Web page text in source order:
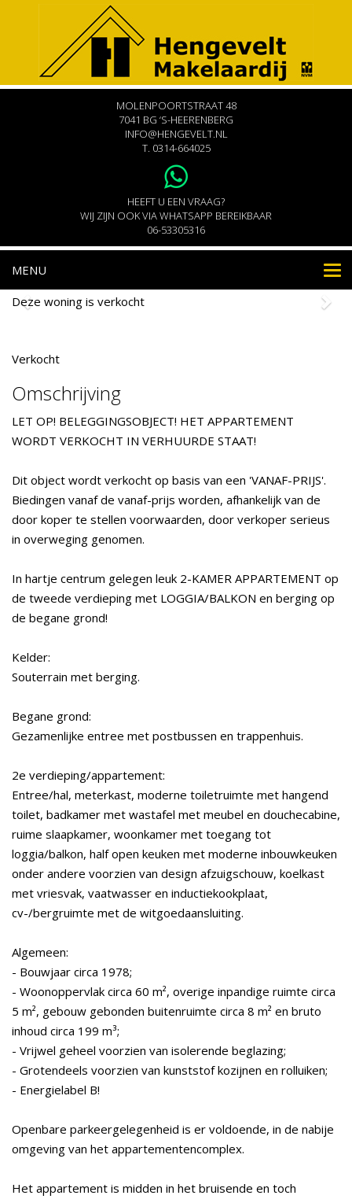
MOLENPOORTSTRAAT 48
7041 BG ‘S-HEERENBERG
INFO@HENGEVELT.NL
T. 0314-664025
HEEFT U EEN VRAAG?
WIJ ZIJN OOK VIA WHATSAPP BEREIKBAAR
06-53305316
MENU
Deze woning is verkocht
Verkocht
Omschrijving
LET OP! BELEGGINGSOBJECT! HET APPARTEMENT
WORDT VERKOCHT IN VERHUURDE STAAT!
Dit object wordt verkocht op basis van een 'VANAF-PRIJS'.
Biedingen vanaf de vanaf-prijs worden, afhankelijk van de
door koper te stellen voorwaarden, door verkoper serieus
in overweging genomen.
In hartje centrum gelegen leuk 2-KAMER APPARTEMENT op
de tweede verdieping met LOGGIA/BALKON en berging op
de begane grond!
Kelder:
Souterrain met berging.
Begane grond:
Gezamenlijke entree met postbussen en trappenhuis.
2e verdieping/appartement:
Entree/hal, meterkast, moderne toiletruimte met hangend
toilet, badkamer met wastafel met meubel en douchecabine,
ruime slaapkamer, woonkamer met toegang tot
loggia/balkon, half open keuken met moderne inbouwkeuken
onder andere voorzien van design afzuigschouw, koelkast
met vriesvak, vaatwasser en inductiekookplaat,
cv-/bergruimte met de witgoedaansluiting.
Algemeen:
- Bouwjaar circa 1978;
- Woonoppervlak circa 60 m², overige inpandige ruimte circa
5 m², gebouw gebonden buitenruimte circa 8 m² en bruto
inhoud circa 199 m³;
- Vrijwel geheel voorzien van isolerende beglazing;
- Grotendeels voorzien van kunststof kozijnen en rolluiken;
- Energielabel B!
Openbare parkeergelegenheid is er voldoende, in de nabije
omgeving van het appartementencomplex.
Het appartement is midden in het bruisende en toch